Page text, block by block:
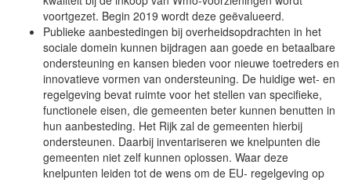
voortgezet. Begin 2019 wordt deze geëvalueerd.
Publieke aanbestedingen bij overheidsopdrachten in het
sociale domein kunnen bijdragen aan goede en betaalbare
ondersteuning en kansen bieden voor nieuwe toetreders en
innovatieve vormen van ondersteuning. De huidige wet- en
regelgeving bevat ruimte voor het stellen van specifieke,
functionele eisen, die gemeenten beter kunnen benutten in
hun aanbesteding. Het Rijk zal de gemeenten hierbij
ondersteunen. Daarbij inventariseren we knelpunten die
gemeenten niet zelf kunnen oplossen. Waar deze
knelpunten leiden tot de wens om de EU- regelgeving op